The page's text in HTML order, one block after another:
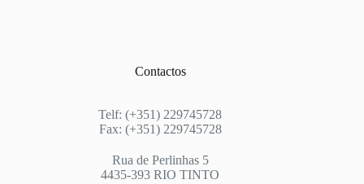
Contactos
Telf: (+351) 229745728
Fax: (+351) 229745728
Rua de Perlinhas 5
4435-393 RIO TINTO